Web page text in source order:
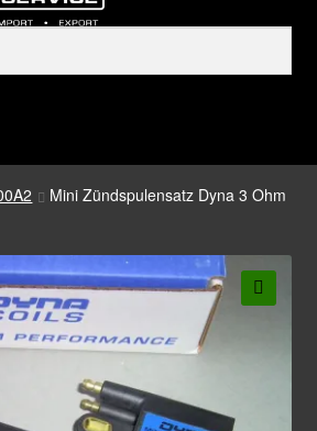
Mini Zündspulensatz Dyna 3 Ohm